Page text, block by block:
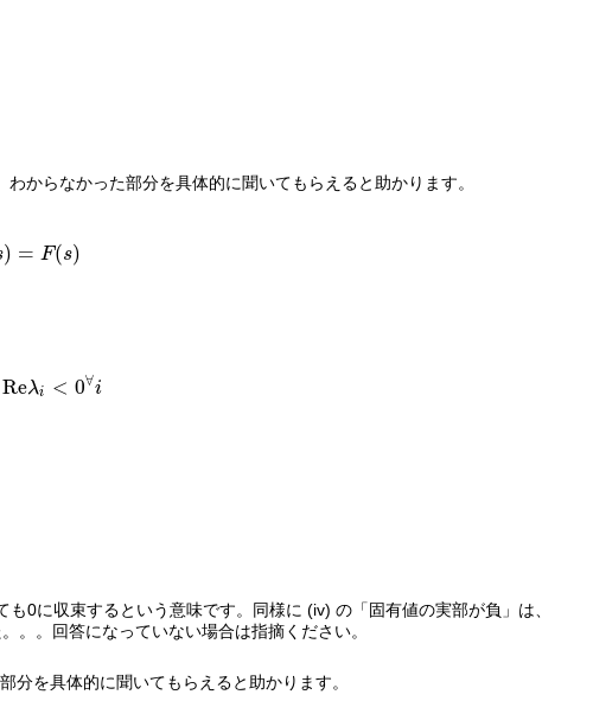
からなかった部分を具体的に聞いてもらえると助かります。
) = F(s)
( s)
Reλi < 0∀i
<0∀i
0に収束するという意味です。同様に (iv) の「固有値の実部が負」は、
。。回答になっていない場合は指摘ください。
を具体的に聞いてもらえると助かります。